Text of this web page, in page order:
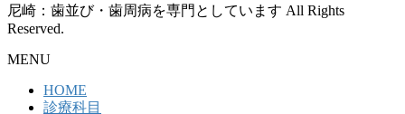
尼崎：歯並び・歯周病を専門としています All Rights
Reserved.
MENU
HOME
診療科目